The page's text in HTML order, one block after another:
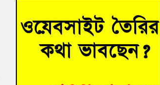
হোমনায় বিধবা নারীর জমি দখল ও জীবননাশের হুমকির